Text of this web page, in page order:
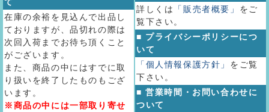
在庫の余裕を見込んで出品し
ておりますが、品切れの際は
次回入荷までお待ち頂くこと
がございます。
また、商品の中にはすでに取
り扱いを終了したものもござ
います。
※商品の中には一部取り寄せ
詳しくは
「販売者概要」 をご
覧下さい。
■ プライバシーポリシーにつ
いて
「個人情報保護方針」 をご覧
下さい。
■ 営業時間・お問い合わせに
ついて